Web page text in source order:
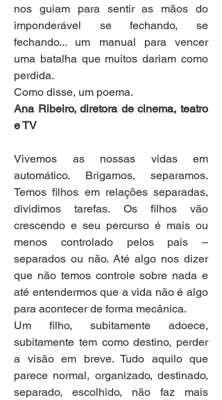
nos guiam para sentir as mãos do
imponderável se fechando, se
fechando... um manual para vencer
uma batalha que muitos dariam como
perdida.
Como disse, um poema.
Ana Ribeiro, diretora de cinema, teatro
e TV
Vivemos as nossas vidas em
automático. Brigamos, separamos.
Temos filhos em relações separadas,
dividimos tarefas. Os filhos vão
crescendo e seu percurso é mais ou
menos controlado pelos pais –
separados ou não. Até algo nos dizer
que não temos controle sobre nada e
até entendermos que a vida não é algo
para acontecer de forma mecânica.
Um filho, subitamente adoece,
subitamente tem como destino, perder
a visão em breve. Tudo aquilo que
parece normal, organizado, destinado,
separado, escolhido, não faz mais